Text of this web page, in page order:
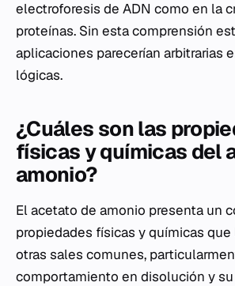
electroforesis de ADN como en la
proteínas. Sin esta comprensión
aplicaciones parecerían arbitrarias
lógicas.
¿Cuáles son las
físicas y químicas del
amonio?
El acetato de amonio presenta un
propiedades físicas y químicas
otras sales comunes,
comportamiento en disolución y